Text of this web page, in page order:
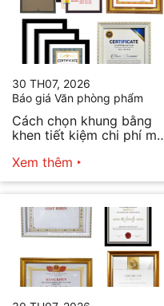
30 TH07, 2026
Báo giá Văn phòng phẩm
Cách chọn khung bằng
khen tiết kiệm chi phí mà
Xem thêm